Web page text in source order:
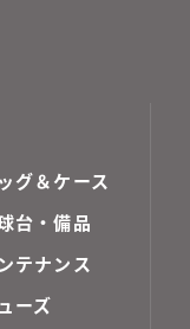
グ＆ケース
台・備品
テナンス
ーズ